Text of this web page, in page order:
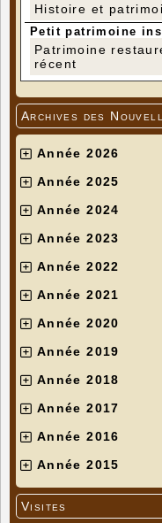
Histoire et
Petit patrimoine
Patrimoine
récent
Archives des
Année 2026
Année 2025
Année 2024
Année 2023
Année 2022
Année 2021
Année 2020
Année 2019
Année 2018
Année 2017
Année 2016
Année 2015
Visites